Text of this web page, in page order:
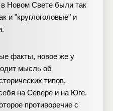
в Новом Свете были так
и "круглоголовые" и
факты, новое же у
мысль об
типов,
на Севере и на Юге.
противоречие с